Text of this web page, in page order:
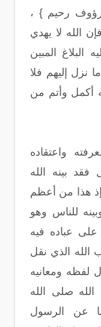
رؤوف رحيم } ،
الله لا يهدي
المبين
نزل إليهم فلا
أكمل وأتم من
واعتقاده
بينه الله
إذ هذا من أعظم
للناس وهو
عباده فيه
الله الذي نقل
لفظه ومعانيه
صلى الله
عن الرسول